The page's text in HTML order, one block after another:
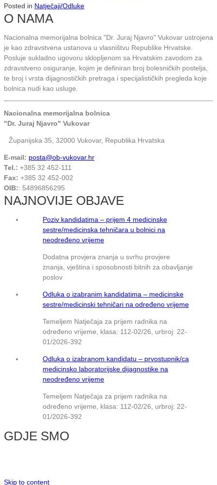
Posted in Natječaji/Odluke
O NAMA
Nacionalna memorijalna bolnica "Dr. Juraj Njavro" Vukovar ustrojena
je kao zdravstvena ustanova u vlasništvu Republike Hrvatske.
Posluje sukladno ugovoru sklopljenom sa Hrvatskim zavodom za
zdravstveno osiguranje, kojim je definiran broj bolesničkih postelja,
te broj i vrsta dijagnostičkih pretraga i specijalističkih pregleda koje
bolnica nudi kao usluge.
Nacionalna memorijalna bolnica
"Dr. Juraj Njavro" Vukovar
Županijska 35, 32000 Vukovar, Republika Hrvatska
E-mail: posta@ob-vukovar.hr
Tel.: +385 32 452-111
Fax: +385 32 452-002
OIB:: 54896856295
NAJNOVIJE OBJAVE
Poziv kandidatima – prijem 4 medicinske
sestre/medicinska tehničara u bolnici na
neodređeno vrijeme
Dodatna provjera znanja u svrhu provjere
znanja, vještina i sposobnosti bitnih za obavljanje
poslov
Odluka o izabranim kandidatima – medicinske
sestre/medicinski tehničari na određeno vrijeme
Temeljem Natječaja za prijem radnika na
određeno vrijeme, klasa: 112-02/26, urbroj: 22-
01/2026-392
Odluka o izabranom kandidatu – prvostupnik/ca
medicinsko laboratorijske dijagnostike na
neodređeno vrijeme
Temeljem Natječaja za prijem radnika na
određeno vrijeme, klasa: 112-02/26, urbroj: 22-
01/2026-392
GDJE SMO
Skip to content